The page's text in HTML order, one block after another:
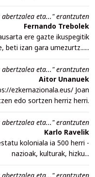
abertzalea eta..." erantzuten
Fernando Trebolek
ere gazte ikuspegitik
beti izan gara umezurtz......
abertzalea eta..." erantzuten
Aitor Unanuek
ezkernazionala.eus/ Joan
edo sortzen herriz herri.
abertzalea eta..." erantzuten
Karlo Ravelik
koloniala ia 500 herri -
nazioak, kulturak, hizku...